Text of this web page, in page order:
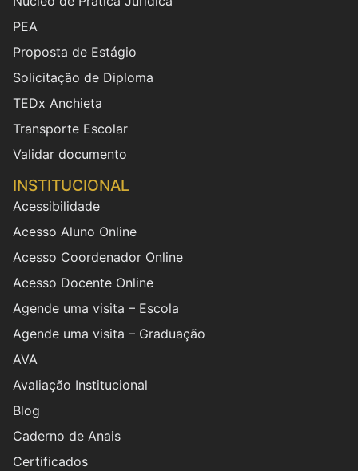
PEA
Proposta de Estágio
Solicitação de Diploma
TEDx Anchieta
Transporte Escolar
Validar documento
INSTITUCIONAL
Acessibilidade
Acesso Aluno Online
Acesso Coordenador Online
Acesso Docente Online
Agende uma visita – Escola
Agende uma visita – Graduação
AVA
Avaliação Institucional
Blog
Caderno de Anais
Certificados